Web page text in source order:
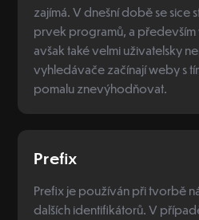
zajímá. V dnešní době se sice
prvek programů, a
avšak také velmi uživatelsky
vyhledávače začínají weby s
pomalu znevýhodňovat.
Prefix
Prefix je používán při tvorbě
dalších identifikátorů. V